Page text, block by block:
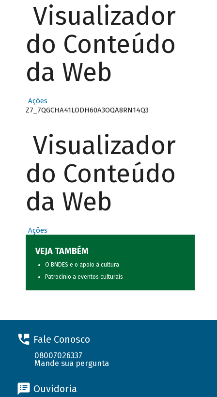
Visualizador
do Conteúdo
da Web
Ações
Z7_7QGCHA41LODH60A3OQA8RN14Q3
Visualizador
do Conteúdo
da Web
Ações
VEJA TAMBÉM
O BNDES e o apoio à cultura
Patrocínio a eventos culturais
Fale Conosco
08007026337
Mande sua pergunta
Ouvidoria